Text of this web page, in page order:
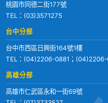
桃園市同德二街177號
TEL： (03)3571275
台中分部
台中市西區日興街164號1樓
TEL： (04)2206-0881 ； (04)2206-
高雄分部
高雄市仁武區永和一街69號